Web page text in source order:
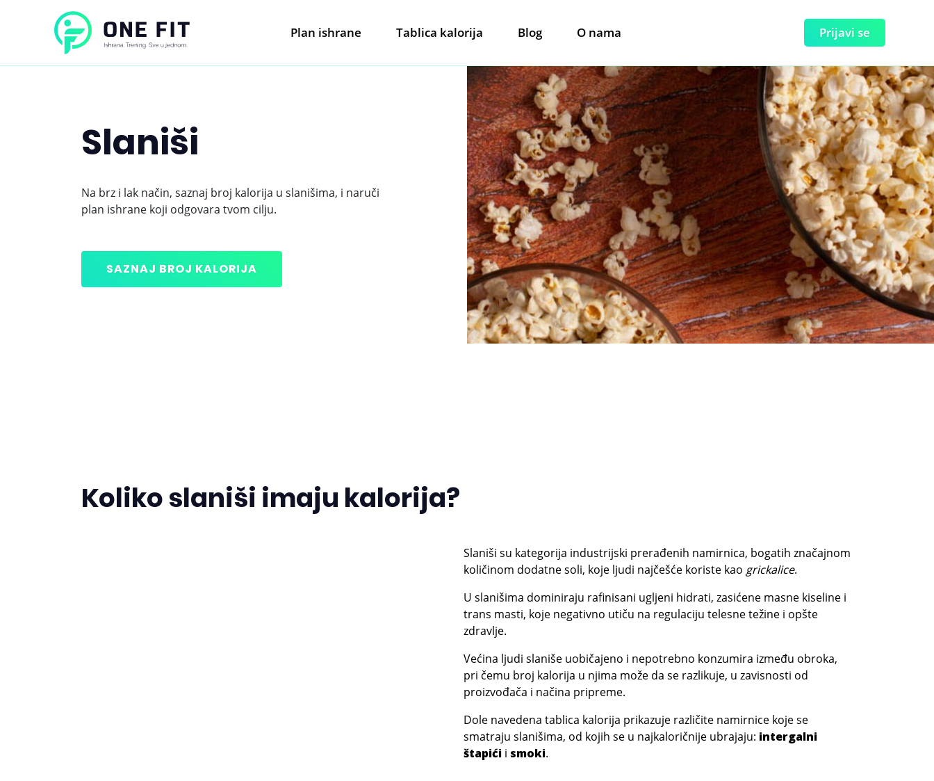
Plan ishrane Tablica kalorija Blog O nama Prijavi se
Slaniši
Na brz i lak način, saznaj broj kalorija u slanišima, i naruči
plan ishrane koji odgovara tvom cilju.
SAZNAJ BROJ KALORIJA
Koliko slaniši imaju kalorija?
Slaniši su kategorija industrijski prerađenih namirnica, bogatih značajnom
količinom dodatne soli, koje ljudi najčešće koriste kao grickalice.
U slanišima dominiraju rafinisani ugljeni hidrati, zasićene masne kiseline i
trans masti, koje negativno utiču na regulaciju telesne težine i opšte
zdravlje.
Većina ljudi slaniše uobičajeno i nepotrebno konzumira između obroka,
pri čemu broj kalorija u njima može da se razlikuje, u zavisnosti od
proizvođača i načina pripreme.
Dole navedena tablica kalorija prikazuje različite namirnice koje se
smatraju slanišima, od kojih se u najkaloričnije ubrajaju: intergalni
štapićii smoki.